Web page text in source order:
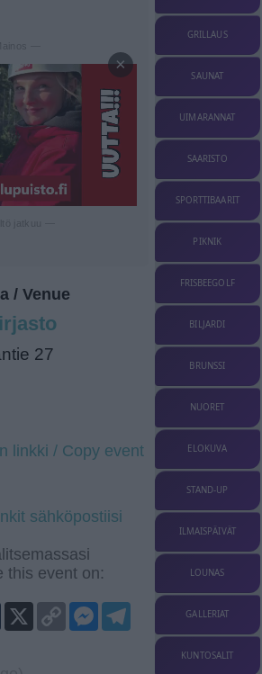
—
×
/ Venue
27
linkki / Copy event
sähköpostiisi
this event on:
Tumblr
X
Copy
Link
MessengerTelegram
GRILLAUS
SAUNAT
UIMARANNAT
SAARISTO
SPORTTIBAARIT
PIKNIK
FRISBEEGOLF
BILJARDI
BRUNSSI
NUORET
ELOKUVA
STAND-UP
ILMAISPÄIVÄT
LOUNAS
GALLERIAT
KUNTOSALIT